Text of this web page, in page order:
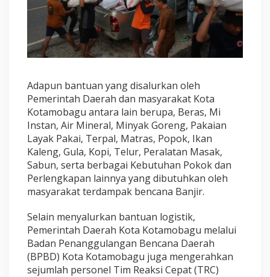
Adapun bantuan yang disalurkan oleh
Pemerintah Daerah dan masyarakat Kota
Kotamobagu antara lain berupa, Beras, Mi
Instan, Air Mineral, Minyak Goreng, Pakaian
Layak Pakai, Terpal, Matras, Popok, Ikan
Kaleng, Gula, Kopi, Telur, Peralatan Masak,
Sabun, serta berbagai Kebutuhan Pokok dan
Perlengkapan lainnya yang dibutuhkan oleh
masyarakat terdampak bencana Banjir.
Selain menyalurkan bantuan logistik,
Pemerintah Daerah Kota Kotamobagu melalui
Badan Penanggulangan Bencana Daerah
(BPBD) Kota Kotamobagu juga mengerahkan
sejumlah personel Tim Reaksi Cepat (TRC)